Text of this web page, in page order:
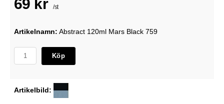
69 kr /st
Artikelnamn: Abstract 120ml Mars Black 759
Köp
Artikelbild: